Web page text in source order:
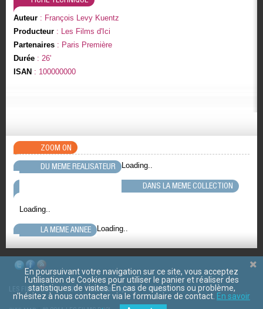
Auteur: François Levy Kuentz
Producteur: Les Films d'Ici
Partenaires: Paris Première
Durée: 26'
ISAN : 100000000
ZOOM ON
DU MEME REALISATEUR
Loading..
DANS LA MEME COLLECTION
Loading..
LA MEME ANNEE Loading..
LES FILMS D'ICI CGV Mentions légales Contact
En poursuivant votre navigation sur ce site, vous acceptez
l'utilisation de Cookies pour utiliser le panier et réaliser des
statistiques de visites. En cas de questions ou problème,
n'hésitez à nous contacter via le formulaire de contact. En savoir